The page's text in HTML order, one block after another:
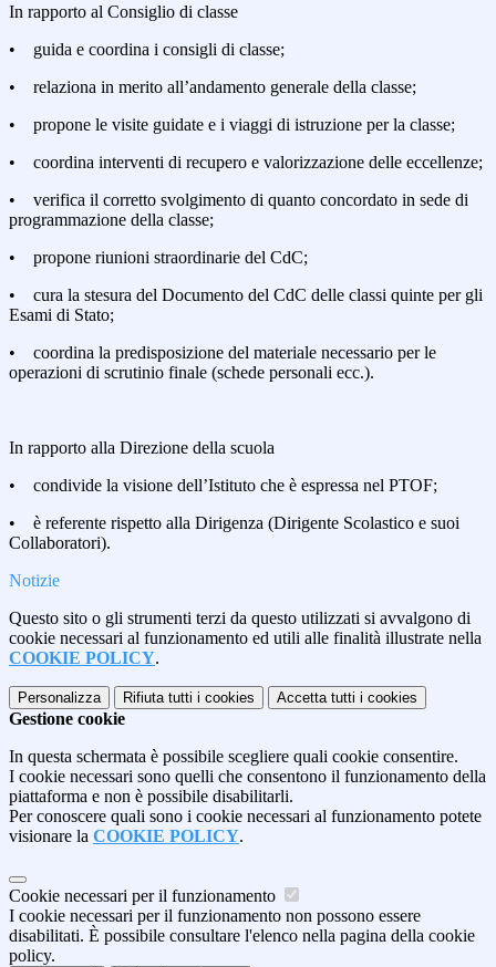
In rapporto al Consiglio di classe
• guida e coordina i consigli di classe;
• relaziona in merito all’andamento generale della classe;
• propone le visite guidate e i viaggi di istruzione per la classe;
• coordina interventi di recupero e valorizzazione delle eccellenze;
• verifica il corretto svolgimento di quanto concordato in sede di
programmazione della classe;
• propone riunioni straordinarie del CdC;
• cura la stesura del Documento del CdC delle classi quinte per gli
Esami di Stato;
• coordina la predisposizione del materiale necessario per le
operazioni di scrutinio finale (schede personali ecc.).
In rapporto alla Direzione della scuola
• condivide la visione dell’Istituto che è espressa nel PTOF;
• è referente rispetto alla Dirigenza (Dirigente Scolastico e suoi
Collaboratori).
Notizie
Questo sito o gli strumenti terzi da questo utilizzati si avvalgono di
cookie necessari al funzionamento ed utili alle finalità illustrate nella
COOKIE POLICY.
Personalizza Rifiuta tutti i cookies Accetta tutti i cookies
Gestione cookie
In questa schermata è possibile scegliere quali cookie consentire.
I cookie necessari sono quelli che consentono il funzionamento della
piattaforma e non è possibile disabilitarli.
Per conoscere quali sono i cookie necessari al funzionamento potete
visionare la COOKIE POLICY.
Cookie necessari per il funzionamento
I cookie necessari per il funzionamento non possono essere
disabilitati. È possibile consultare l'elenco nella pagina della cookie
policy.